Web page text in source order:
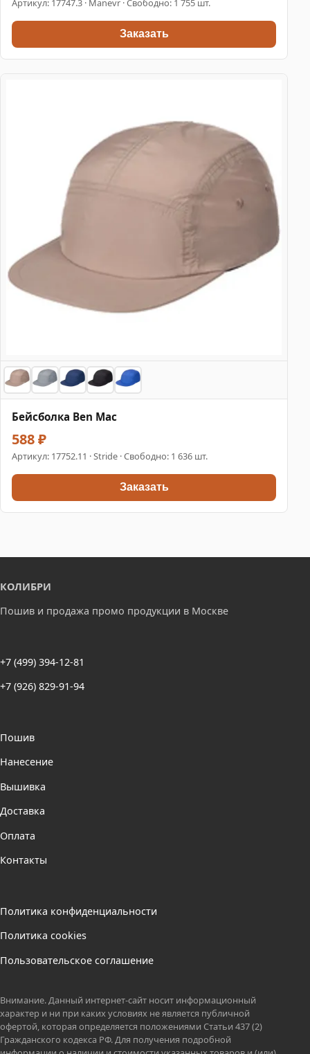
Артикул: 17747.3 · Manevr · Свободно: 1 755 шт.
Заказать
Бейсболка Ben Mac
588 ₽
Артикул: 17752.11 · Stride · Свободно: 1 636 шт.
Заказать
КОЛИБРИ
Пошив и продажа промо продукции в Москве
+7 (499) 394-12-81
+7 (926) 829-91-94
Пошив
Нанесение
Вышивка
Доставка
Оплата
Контакты
Политика конфиденциальности
Политика cookies
Пользовательское соглашение
Внимание. Данный интернет-сайт носит информационный
характер и ни при каких условиях не является публичной
офертой, которая определяется положениями Статьи 437 (2)
Гражданского кодекса РФ. Для получения подробной